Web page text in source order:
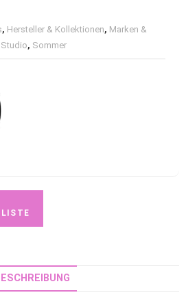
, Hersteller & Kollektionen, Marken &
, Sommer